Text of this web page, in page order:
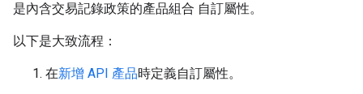
是內含交易記錄政策的產品組合 自訂屬性。
以下是大致流程：
在新增 API 產品時定義自訂屬性。